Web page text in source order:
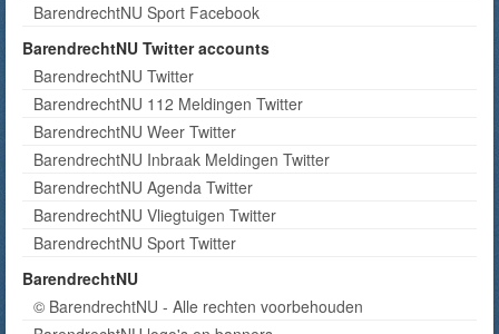
BarendrechtNU Sport Facebook
BarendrechtNU Twitter accounts
BarendrechtNU Twitter
BarendrechtNU 112 Meldingen Twitter
BarendrechtNU Weer Twitter
BarendrechtNU Inbraak Meldingen Twitter
BarendrechtNU Agenda Twitter
BarendrechtNU Vliegtuigen Twitter
BarendrechtNU Sport Twitter
BarendrechtNU
© BarendrechtNU - Alle rechten voorbehouden